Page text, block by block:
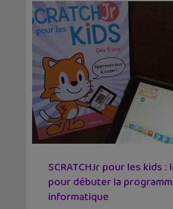
SCRATCHJr pour les kids :
pour débuter la
informatique